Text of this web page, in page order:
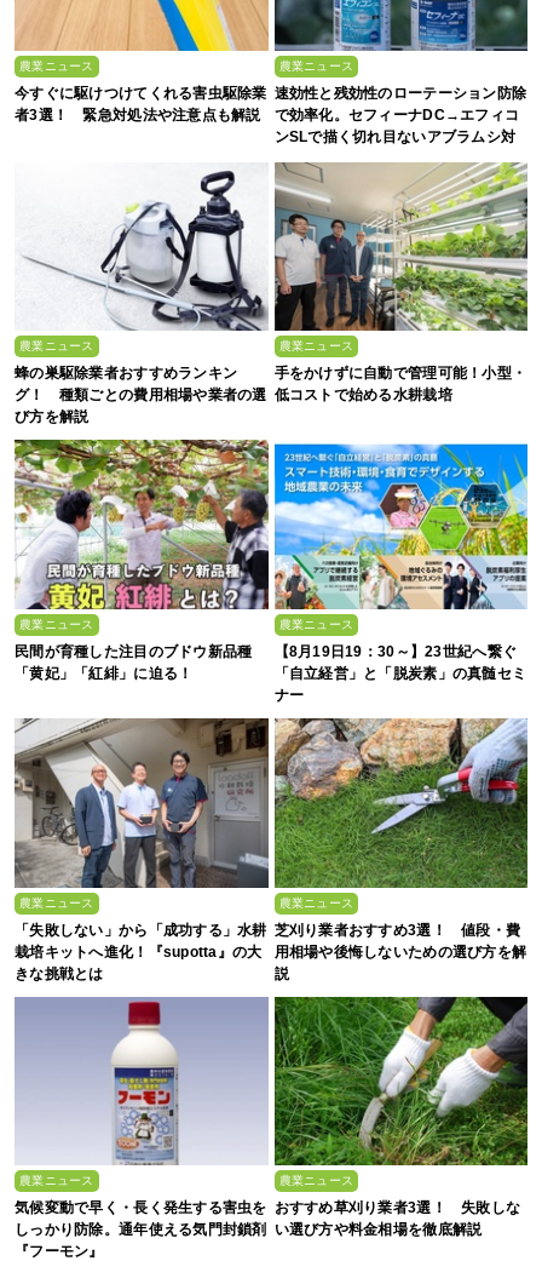
農業ニュース
今すぐに駆けつけてくれる害虫駆除業
者3選！ 緊急対処法や注意点も解説
農業ニュース
速効性と残効性のローテーション防除
で効率化。セフィーナDC→エフィコ
ンSLで描く切れ目ないアブラムシ対
農業ニュース
蜂の巣駆除業者おすすめランキン
グ！ 種類ごとの費用相場や業者の選
び方を解説
農業ニュース
手をかけずに自動で管理可能！小型・
低コストで始める水耕栽培
農業ニュース
民間が育種した注目のブドウ新品種
「黄妃」「紅緋」に迫る！
農業ニュース
【8月19日19：30～】23世紀へ繋ぐ
「自立経営」と「脱炭素」の真髄セミ
ナー
農業ニュース
「失敗しない」から「成功する」水耕
栽培キットへ進化！『supotta』の大
きな挑戦とは
農業ニュース
芝刈り業者おすすめ3選！ 値段・費
用相場や後悔しないための選び方を解
説
農業ニュース
気候変動で早く・長く発生する害虫を
しっかり防除。通年使える気門封鎖剤
『フーモン』
農業ニュース
おすすめ草刈り業者3選！ 失敗しな
い選び方や料金相場を徹底解説